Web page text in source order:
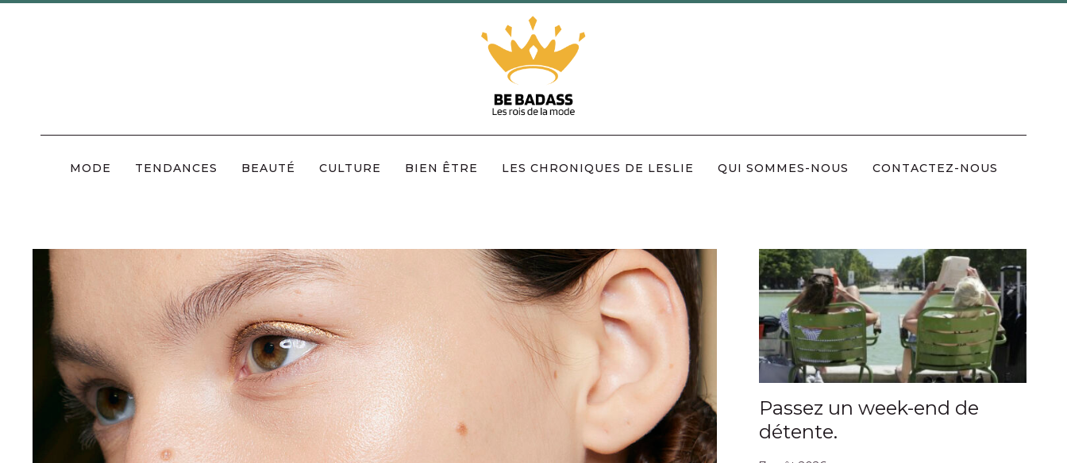
MODE TENDANCES BEAUTÉ CULTURE BIEN ÊTRE LES CHRONIQUES DE LESLIE QUI SOMMES-NOUS CONTACTEZ-NOUS
Passez un week-end de
détente.